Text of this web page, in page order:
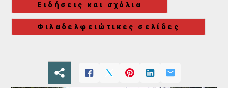
Ειδήσεις και σχόλια
Φιλαδελφειώτικες σελίδες